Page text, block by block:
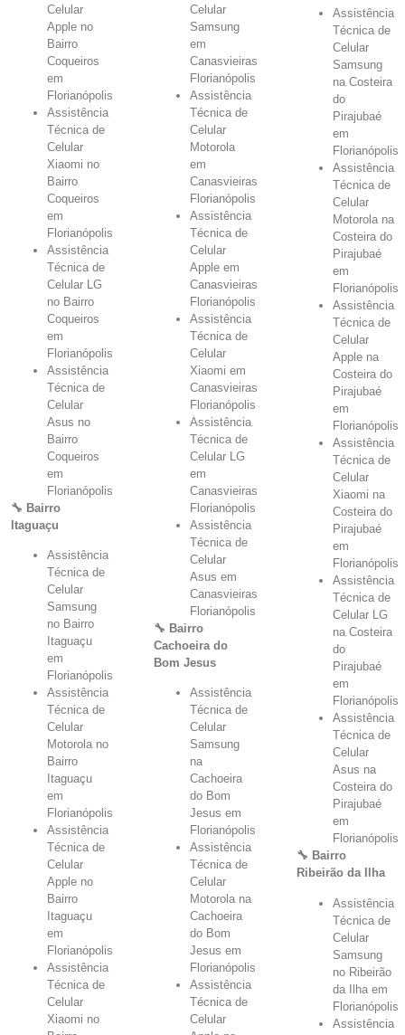
Celular
Apple no
Bairro
Coqueiros
em
Florianópolis
Assistência
Técnica de
Celular
Xiaomi no
Bairro
Coqueiros
em
Florianópolis
Assistência
Técnica de
Celular LG
no Bairro
Coqueiros
em
Florianópolis
Assistência
Técnica de
Celular
Asus no
Bairro
Coqueiros
em
Florianópolis
🔧 Bairro
Itaguaçu
Assistência
Técnica de
Celular
Samsung
no Bairro
Itaguaçu
em
Florianópolis
Assistência
Técnica de
Celular
Motorola no
Bairro
Itaguaçu
em
Florianópolis
Assistência
Técnica de
Celular
Apple no
Bairro
Itaguaçu
em
Florianópolis
Assistência
Técnica de
Celular
Xiaomi no
Celular
Samsung
em
Canasvieiras
Florianópolis
Assistência
Técnica de
Celular
Motorola
em
Canasvieiras
Florianópolis
Assistência
Técnica de
Celular
Apple em
Canasvieiras
Florianópolis
Assistência
Técnica de
Celular
Xiaomi em
Canasvieiras
Florianópolis
Assistência
Técnica de
Celular LG
em
Canasvieiras
Florianópolis
Assistência
Técnica de
Celular
Asus em
Canasvieiras
Florianópolis
🔧 Bairro
Cachoeira do
Bom Jesus
Assistência
Técnica de
Celular
Samsung
na
Cachoeira
do Bom
Jesus em
Florianópolis
Assistência
Técnica de
Celular
Motorola na
Cachoeira
do Bom
Jesus em
Florianópolis
Assistência
Técnica de
Celular
Assistência
Técnica de
Celular
Samsung
na Costeira
do
Pirajubaé
em
Florianópolis
Assistência
Técnica de
Celular
Motorola na
Costeira do
Pirajubaé
em
Florianópolis
Assistência
Técnica de
Celular
Apple na
Costeira do
Pirajubaé
em
Florianópolis
Assistência
Técnica de
Celular
Xiaomi na
Costeira do
Pirajubaé
em
Florianópolis
Assistência
Técnica de
Celular LG
na Costeira
do
Pirajubaé
em
Florianópolis
Assistência
Técnica de
Celular
Asus na
Costeira do
Pirajubaé
em
Florianópolis
🔧 Bairro
Ribeirão da Ilha
Assistência
Técnica de
Celular
Samsung
no Ribeirão
da Ilha em
Florianópolis
Assistência